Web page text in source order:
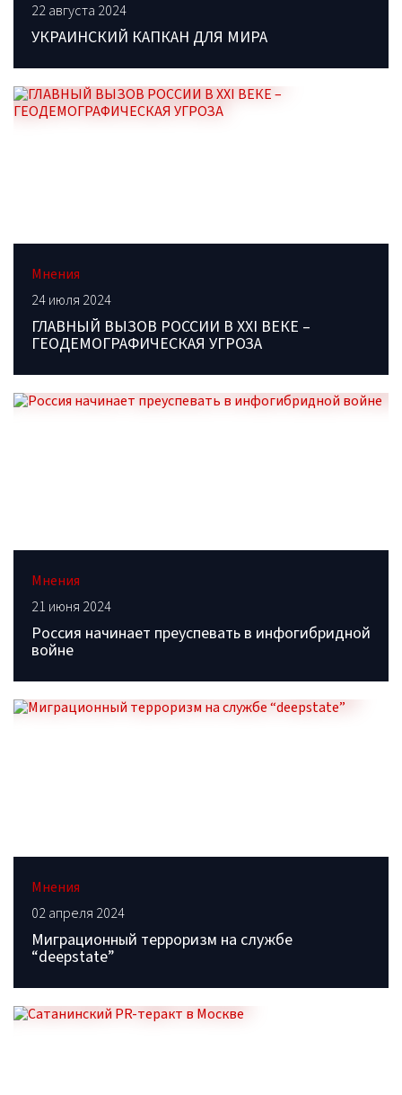
22 августа 2024
УКРАИНСКИЙ КАПКАН ДЛЯ МИРА
Мнения
24 июля 2024
ГЛАВНЫЙ ВЫЗОВ РОССИИ В XXI ВЕКЕ –
ГЕОДЕМОГРАФИЧЕСКАЯ УГРОЗА
Мнения
21 июня 2024
Россия начинает преуспевать в инфогибридной
войне
Мнения
02 апреля 2024
Миграционный терроризм на службе
“deepstate”